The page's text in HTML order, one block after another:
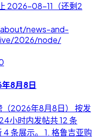
2026-08-11（还剩2
news-and-
2026/node/
8月8日
2026年8月8日） 按发
小时内发帖共 12 条
条展示。 1. 格鲁吉亚购